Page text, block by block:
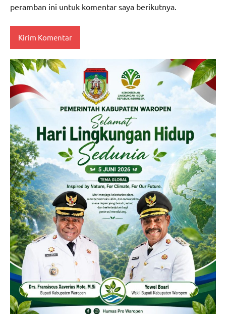
peramban ini untuk komentar saya berikutnya.